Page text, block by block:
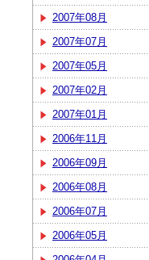
2007年08月
2007年07月
2007年05月
2007年02月
2007年01月
2006年11月
2006年09月
2006年08月
2006年07月
2006年05月